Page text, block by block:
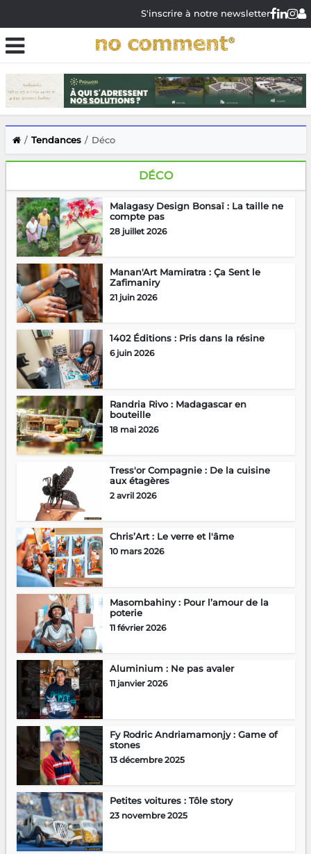
S'inscrire à notre newsletter
Tendances Déco
DÉCO
Malagasy Design Bonsaï : La taille ne
compte pas
28 juillet 2026
Manan'Art Mamiratra : Ça Sent le
Zafimaniry
21 juin 2026
1402 Éditions : Pris dans la résine
6 juin 2026
Randria Rivo : Madagascar en
bouteille
18 mai 2026
Tress'or Compagnie : De la cuisine
aux étagères
2 avril 2026
Chris’Art : Le verre et l'âme
10 mars 2026
Masombahiny : Pour l’amour de la
poterie
11 février 2026
Aluminium : Ne pas avaler
11 janvier 2026
Fy Rodric Andriamamonjy : Game of
stones
13 décembre 2025
Petites voitures : Tôle story
23 novembre 2025